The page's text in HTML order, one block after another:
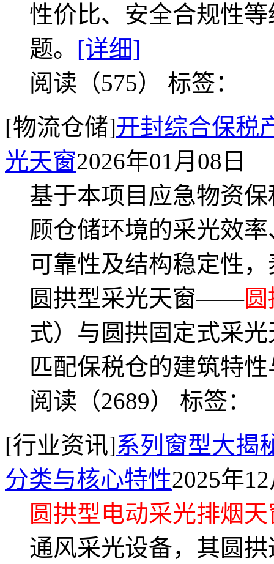
性价比、安全合规性
题。 [详细]
阅读（575） 标签：
[物流仓储]开封综合保
光天窗2026年01月08日
基于本项目应急物资
顾仓储环境的采光效
可靠性及结构稳定性
圆拱型采光天窗——圆
式）与圆拱固定式采
匹配保税仓的建筑特
阅读（2689） 标签：
[行业资讯]系列窗型大揭
分类与核心特性2025年
圆拱型电动采光排烟天
通风采光设备，其圆